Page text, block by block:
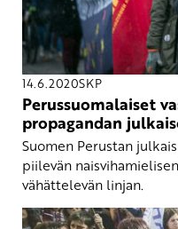
14.6.2020SKP
Perussuomalaiset
propagandan
Suomen Perustan
piilevän
vähättelevän linjan.